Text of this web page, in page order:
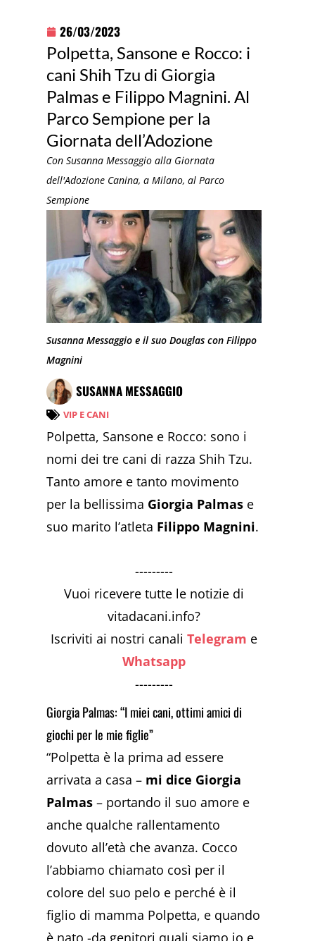
26/03/2023
Polpetta, Sansone e Rocco: i
cani Shih Tzu di Giorgia
Palmas e Filippo Magnini. Al
Parco Sempione per la
Giornata dell’Adozione
Con Susanna Messaggio alla Giornata
dell'Adozione Canina, a Milano, al Parco
Sempione
Susanna Messaggio e il suo Douglas con Filippo
Magnini
SUSANNA MESSAGGIO
VIP E CANI
Polpetta, Sansone e Rocco: sono i
nomi dei tre cani di razza Shih Tzu.
Tanto amore e tanto movimento
per la bellissima Giorgia Palmas e
suo marito l’atleta Filippo Magnini.
---------
Vuoi ricevere tutte le notizie di
vitadacani.info?
Iscriviti ai nostri canaliTelegram e
Whatsapp
---------
Giorgia Palmas: “I miei cani, ottimi amici di
giochi per le mie figlie”
“Polpetta è la prima ad essere
arrivata a casa – mi dice Giorgia
Palmas – portando il suo amore e
anche qualche rallentamento
dovuto all’età che avanza. Cocco
l’abbiamo chiamato così per il
colore del suo pelo e perché è il
figlio di mamma Polpetta, e quando